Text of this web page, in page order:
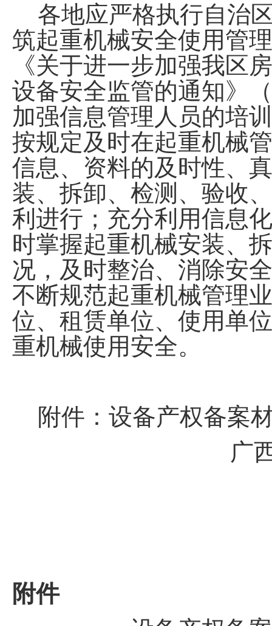
各地应严格执行自治
筑起重机械安全使用管
《关于进一步加强我区
设备安全监管的通知》
加强信息管理人员的培
按规定及时在起重机械
信息、资料的及时性、
装、拆卸、检测 、 验收、
利 进行；充分利用信息
时掌握起重机械安装、
况，及时整治、消除安
不断规范起重机械管理
位、租赁单位、使用单
重机械使用安全。
附件：设备产权备案
广
附件